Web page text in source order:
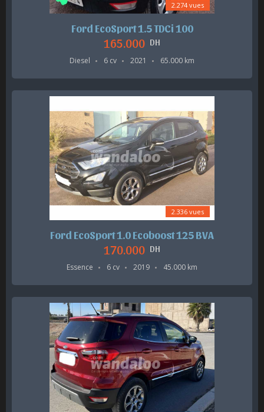
2.274 vues
Ford EcoSport 1.5 TDCi 100
165.000 DH
Diesel 6 cv 2021 65.000 km
2.336 vues
Ford EcoSport 1.0 Ecoboost 125 BVA
170.000 DH
Essence 6 cv 2019 45.000 km